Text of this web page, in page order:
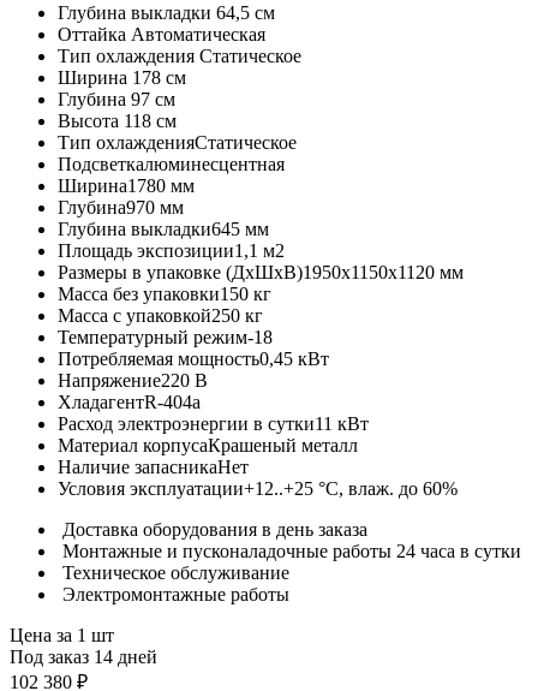
Глубина выкладки 64,5 см
Оттайка Автоматическая
Тип охлаждения Статическое
Ширина 178 см
Глубина 97 см
Высота 118 см
Тип охлажденияСтатическое
Подсветкалюминесцентная
Ширина1780 мм
Глубина970 мм
Глубина выкладки645 мм
Площадь экспозиции1,1 м2
Размеры в упаковке (ДхШхВ)1950х1150х1120 мм
Масса без упаковки150 кг
Масса с упаковкой250 кг
Температурный режим-18
Потребляемая мощность0,45 кВт
Напряжение220 В
ХладагентR-404a
Расход электроэнергии в сутки11 кВт
Материал корпусаКрашеный металл
Наличие запасникаНет
Условия эксплуатации+12..+25 °C, влаж. до 60%
Доставка оборудования в день заказа
Монтажные и пусконаладочные работы 24 часа в сутки
Техническое обслуживание
Электромонтажные работы
Цена за 1 шт
Под заказ 14 дней
102 380 ₽